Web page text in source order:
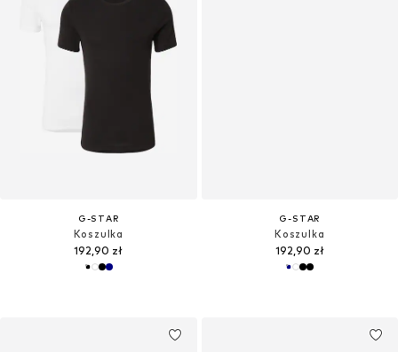
G-STAR
Koszulka
192,90 zł
G-STAR
Koszulka
192,90 zł